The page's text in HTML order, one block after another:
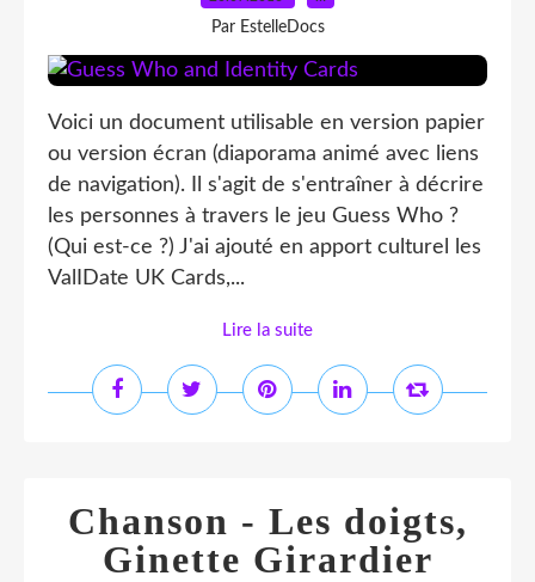
Par EstelleDocs
Voici un document utilisable en version papier
ou version écran (diaporama animé avec liens
de navigation). Il s'agit de s'entraîner à décrire
les personnes à travers le jeu Guess Who ?
(Qui est-ce ?) J'ai ajouté en apport culturel les
ValIDate UK Cards,...
Lire la suite
Chanson - Les doigts,
Ginette Girardier